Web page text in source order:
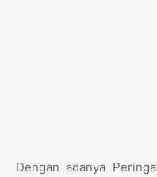
Dengan adanya